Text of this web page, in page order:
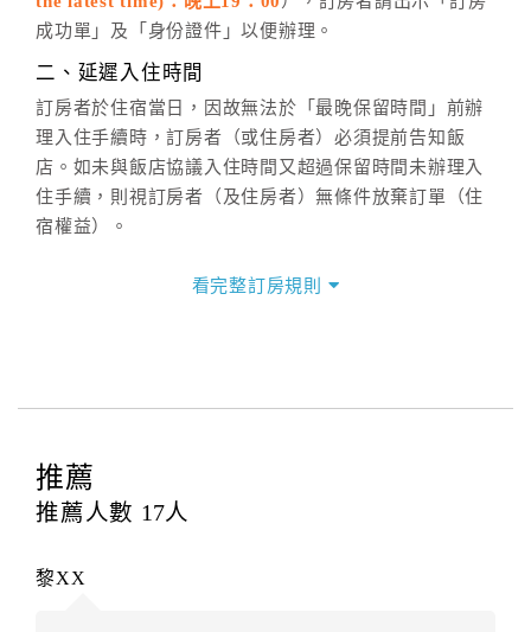
六、聯絡方式
(07)9682715 。
成功單」及「身份證件」以便辦理。
二、延遲入住時間
訂房者於住宿當日，因故無法於「最晚保留時間」前辦
理入住手續時，訂房者（或住房者）必須提前告知飯
店。如未與飯店協議入住時間又超過保留時間未辦理入
住手續，則視訂房者（及住房者）無條件放棄訂單（住
宿權益）。
四、訂單異動
提出申辦不得異動訂單。
每筆訂單異動限定
辦理取消退款。
房者應補足差額。（限原訂飯店）
看完整訂房規則
推薦
推薦人數 17人
黎XX